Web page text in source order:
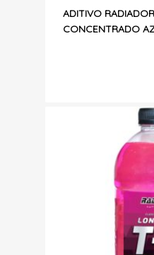
ADITIVO
CONCENTRADO